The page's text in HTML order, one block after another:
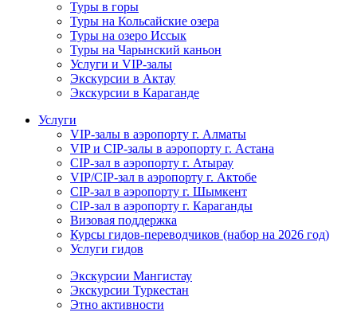
Туры в горы
Туры на Кольсайские озера
Туры на озеро Иссык
Туры на Чарынский каньон
Услуги и VIP-залы
Экскурсии в Актау
Экскурсии в Караганде
Услуги
VIP-залы в аэропорту г. Алматы
VIP и CIP-залы в аэропорту г. Астана
CIP-зал в аэропорту г. Атырау
VIP/CIP-зал в аэропорту г. Актобе
CIP-зал в аэропорту г. Шымкент
CIP-зал в аэропорту г. Караганды
Визовая поддержка
Курсы гидов-переводчиков (набор на 2026 год)
Услуги гидов
Экскурсии Мангистау
Экскурсии Туркестан
Этно активности